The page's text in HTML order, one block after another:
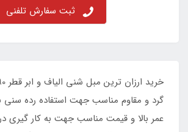
ثبت سفارش تلفنی
گرد و مقاوم مناسب جهت استفاده رده سنی
عمر بالا و قیمت مناسب جهت به کار گیری